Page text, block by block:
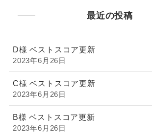
最近の投稿
D様 ベストスコア更新
2023年6月26日
C様 ベストスコア更新
2023年6月26日
B様 ベストスコア更新
2023年6月26日